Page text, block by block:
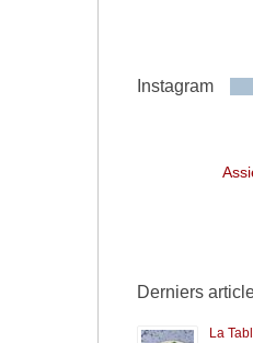
Instagram
Derniers
La